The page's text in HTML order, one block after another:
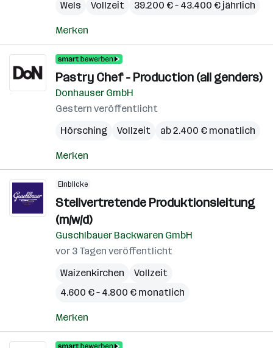
Wels
Vollzeit 39.200 € – 43.400 € jährlich
Merken
Pastry Chef - Production (all genders)
Donhauser GmbH
Gestern veröffentlicht
Hörsching
Vollzeit ab 2.400 € monatlich
Merken
Einblicke
Stellvertretende Produktionsleitung
(m/w/d)
Guschlbauer Backwaren GmbH
vor 3 Tagen veröffentlicht
Waizenkirchen
Vollzeit
4.600 € – 4.800 € monatlich
Merken